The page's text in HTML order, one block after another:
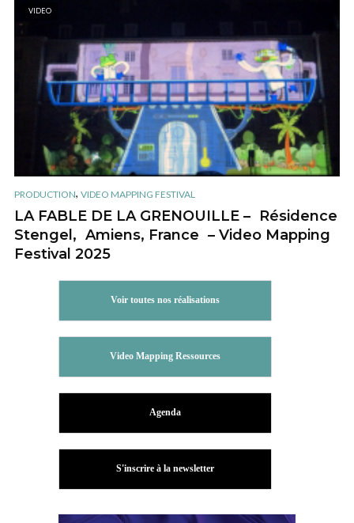
VIDEO
PRODUCTION, VIDEO MAPPING FESTIVAL
LA FABLE DE LA GRENOUILLE – Résidence
Stengel, Amiens, France – Video Mapping
Festival 2025
Voir toutes nos réalisations
Video Mapping Ressources
Agenda
S'inscrire à la newsletter